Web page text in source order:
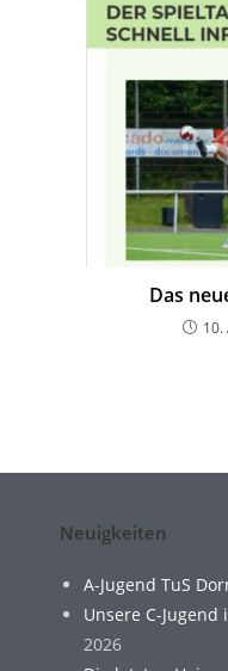
Das
10.
Neuigkeiten
A-Jugend TuS
Unsere C-
2026